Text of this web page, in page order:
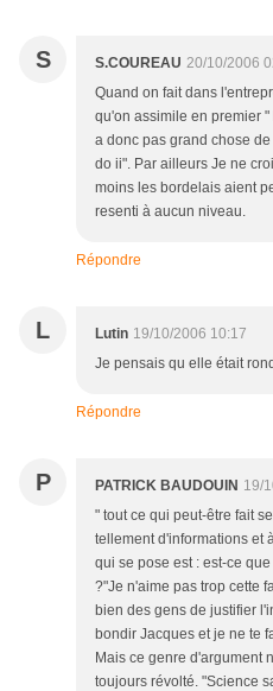
S S.COUREAU 20/10/2006
Quand on fait dans
qu'on assimile en premier
a donc pas grand chose
do ii". Par ailleurs Je ne
moins les bordelais aient
resenti à aucun niveau.
Répondre
L Lutin 19/10/2006 10:17
Je pensais qu elle était
Répondre
P PATRICK BAUDOUIN 19/
" tout ce qui peut-être fait
tellement d'informations et
qui se pose est : est-ce
?"Je n'aime pas trop cette
bien des gens de justifier
bondir Jacques et je ne te
Mais ce genre d'argument
toujours révolté. "Science